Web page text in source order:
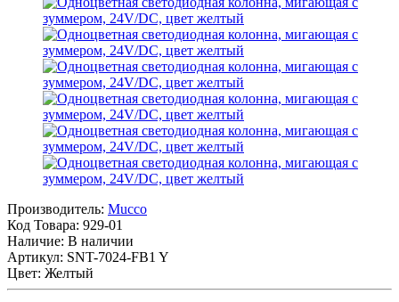
Производитель: Mucco
Код Товара: 929-01
Наличие: В наличии
Артикул: SNT-7024-FB1 Y
Цвет: Желтый